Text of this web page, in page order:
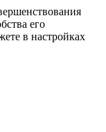
его
в настройках